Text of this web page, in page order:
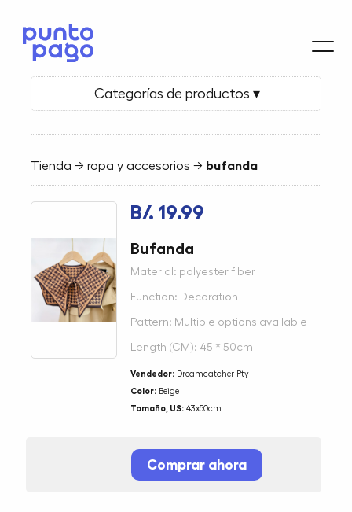
Categorías de productos ▾
Tienda →ropa y accesorios → bufanda
B/. 19.99
Bufanda
Material: polyester fiber
Function: Decoration
Pattern: Multiple options available
Length (CM): 45 * 50cm
Vendedor: Dreamcatcher Pty
Color: Beige
Tamaño, US: 43x50cm
Comprar ahora